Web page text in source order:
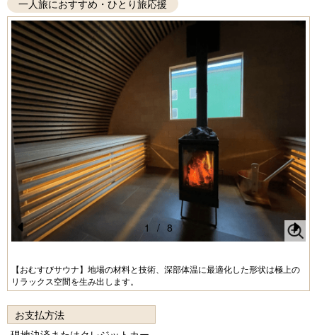
一人旅におすすめ・ひとり旅応援
Pr
e
vi
o
u
【おむすびサウナ】地場の材料と技術、深部体温に最適化した形状は極上の
リラックス空間を生み出します。
N
e
xt
1 / 8
お支払方法